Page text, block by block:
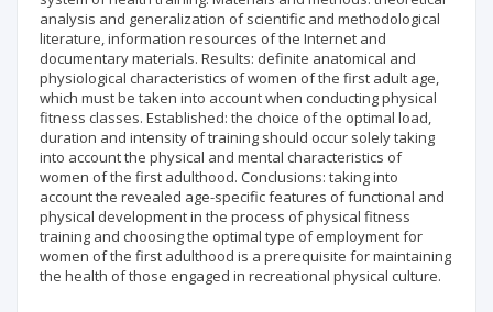
analysis and generalization of scientific and methodological
literature, information resources of the Internet and
documentary materials. Results: definite anatomical and
physiological characteristics of women of the first adult age,
which must be taken into account when conducting physical
fitness classes. Established: the choice of the optimal load,
duration and intensity of training should occur solely taking
into account the physical and mental characteristics of
women of the first adulthood. Conclusions: taking into
account the revealed age-specific features of functional and
physical development in the process of physical fitness
training and choosing the optimal type of employment for
women of the first adulthood is a prerequisite for maintaining
the health of those engaged in recreational physical culture.